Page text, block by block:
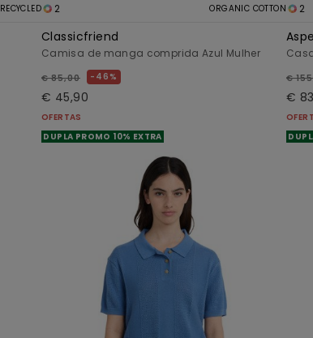
RECYCLED 2 ORGANIC COTTON
Classicfriend
Camisa de manga comprida Azul Mulher
€ 85,00 46%
€ 45,90
OFERTAS
DUPLA PROMO 10% EXTRA
2
€
€